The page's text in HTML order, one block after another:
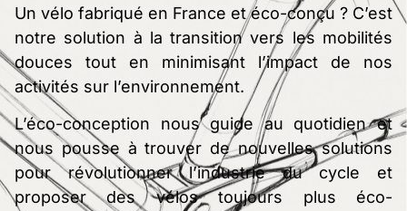
Un vélo fabriqué en France et éco-conçu ? C’est
notre solution à la transition vers les mobilités
douces tout en minimisant l’impact de nos
activités sur l’environnement.
L’éco-conception nous guide au quotidien et
nous pousse à trouver de nouvelles solutions
pour révolutionner l’industrie du cycle et
proposer des vélos toujours plus éco-